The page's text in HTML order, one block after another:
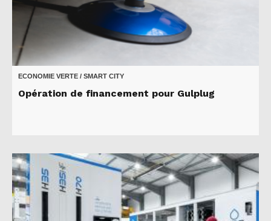
ECONOMIE VERTE / SMART CITY
Opération de financement pour Gulplug